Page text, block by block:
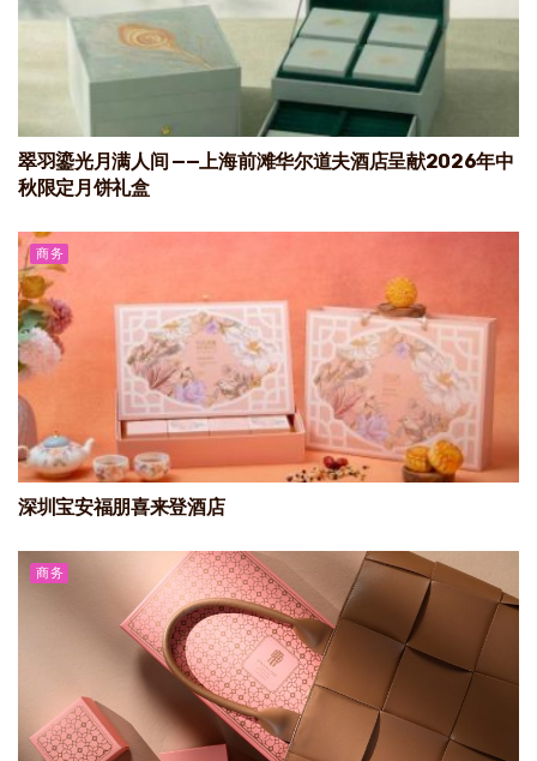
翠羽鎏光月满人间 ——上海前滩华尔道夫酒店呈献2026年中
秋限定月饼礼盒
商务
深圳宝安福朋喜来登酒店
商务